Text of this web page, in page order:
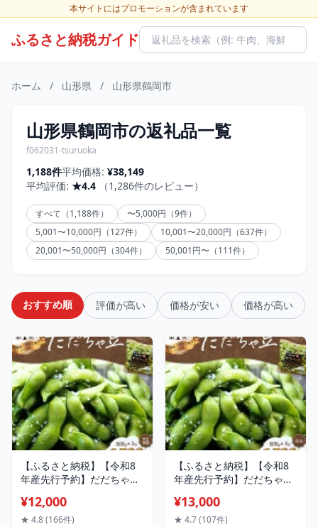
本サイトにはプロモーションが含まれています
ふるさと納税ガイド
ホーム / 山形県 / 山形県鶴岡市
山形県鶴岡市の返礼品一覧
f062031-tsuruoka
1,188件平均価格: ¥38,149
平均評価: ★4.4 （1,286件のレビュー）
すべて（1,188件）
〜5,000円（9件）
5,001〜10,000円（127件）
10,001〜20,000円（637件）
20,001〜50,000円（304件）
50,001円〜（111件）
おすすめ順 評価が高い 価格が安い 価格が高い
【ふるさと納税】【令和8
年産先行予約】だだちゃ豆
1.5kg（500g×3袋）枝豆
2026年 だだちゃ喜左衛門
¥12,000
★ 4.8 (166件)
【ふるさと納税】【令和8
年産先行予約】だだちゃ豆
小池喜左衛門ファーム 枝豆
2026年 | 山形県 鶴岡市 支
¥13,000
★ 4.7 (107件)